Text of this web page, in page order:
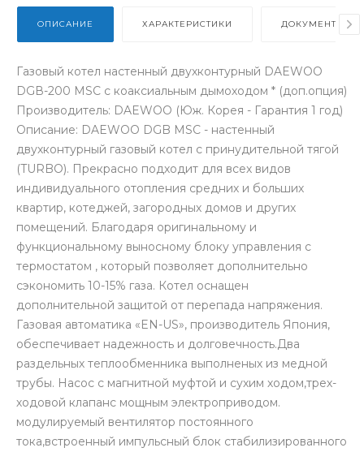
ОПИСАНИЕ ХАРАКТЕРИСТИКИ ДОКУМЕНТЫ
Газовый котел настенный двухконтурный DAEWOO
DGВ-200 MSC с коаксиальным дымоходом * (доп.опция)
Производитель: DAEWOO (Юж. Корея - Гарантия 1 год)
Описание: DAEWOO DGB MSC - настенный
двухконтурный газовый котел с принудительной тягой
(TURBO). Прекрасно подходит для всех видов
индивидуального отопления средних и больших
квартир, котеджей, загородных домов и других
помещений. Благодаря оригинальному и
функциональному выносному блоку управления с
термостатом , который позволяет дополнительно
сэкономить 10-15% газа. Котел оснащен
дополнительной защитой от перепада напряжения.
Газовая автоматика «EN-US», производитель Япония,
обеспечивает надежность и долговечность.Два
раздельных теплообменника выполненых из медной
трубы. Насос с магнитной муфтой и сухим ходом,трех-
ходовой клапанс мощным электроприводом.
модулируемый вентилятор постоянного
тока,встроенный импульсный блок стабилизированного